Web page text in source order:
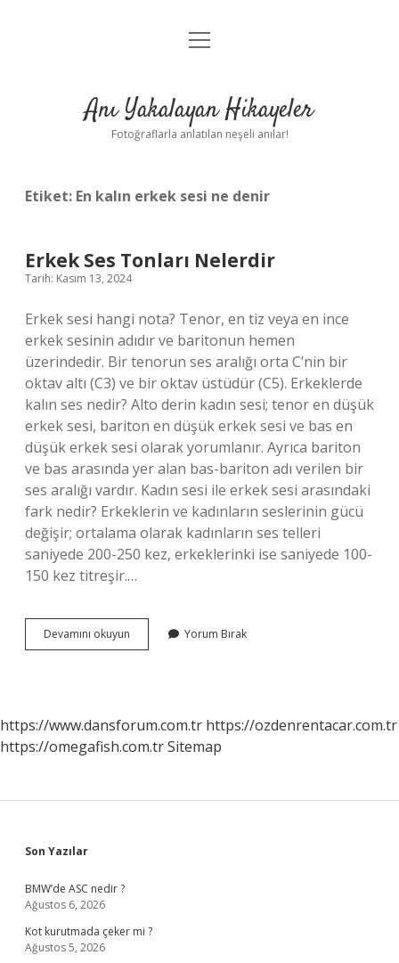
Anasayfa
Yasal Uyarı
menüyü
Anı Yakalayan Hikayeler
Fotoğraflarla anlatılan neşeli anılar!
Etiket: En kalın erkek sesi ne denir
Erkek Ses Tonları Nelerdir
Tarih: Kasım 13, 2024
Erkek sesi hangi nota? Tenor, en tiz veya en ince
erkek sesinin adıdır ve baritonun hemen
üzerindedir. Bir tenorun ses aralığı orta C’nin bir
oktav altı (C3) ve bir oktav üstüdür (C5). Erkeklerde
kalın ses nedir? Alto derin kadın sesi; tenor en düşük
erkek sesi, bariton en düşük erkek sesi ve bas en
düşük erkek sesi olarak yorumlanır. Ayrıca bariton
ve bas arasında yer alan bas-bariton adı verilen bir
ses aralığı vardır. Kadın sesi ile erkek sesi arasındaki
fark nedir? Erkeklerin ve kadınların seslerinin gücü
değişir; ortalama olarak kadınların ses telleri
saniyede 200-250 kez, erkeklerinki ise saniyede 100-
150 kez titreşir.…
Devamını okuyun
Ses
Yorum Bırak
https://www.dansforum.com.tr https://ozdenrentacar.com.tr
https://omegafish.com.trSitemap
Sidebar
Son Yazılar
BMW’de ASC nedir ?
Ağustos 6, 2026
Kot kurutmada çeker mi ?
Ağustos 5, 2026